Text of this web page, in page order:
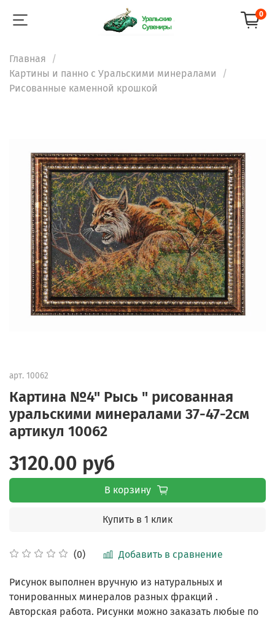
0
Главная
Картины и панно с Уральскими минералами
Рисованные каменной крошкой
арт. 10062
Картина №4" Рысь " рисованная
уральскими минералами 37-47-2см
артикул 10062
(0) Добавить в сравнение
3120.00 руб
В корзину
Купить в 1 клик
Рисунок выполнен вручную из натуральных и
тонированных минералов разных фракций .
Авторская работа. Рисунки можно заказать любые по